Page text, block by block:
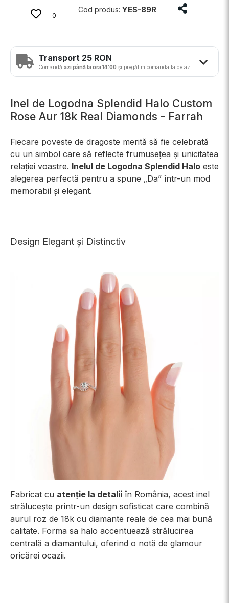
0
Cod produs: YES-89R Distribuie
Transport 25 RON
Comandă azi până la ora 14:00 și pregătim comanda ta de azi
Inel de Logodna Splendid Halo Custom
Rose Aur 18k Real Diamonds - Farrah
Fiecare poveste de dragoste merită să fie celebrată
cu un simbol care să reflecte frumusețea și unicitatea
relației voastre. Inelul de Logodna Splendid Halo este
alegerea perfectă pentru a spune „Da” într-un mod
memorabil și elegant.
Design Elegant și Distinctiv
Fabricat cu atenție la detalii în România, acest inel
strălucește printr-un design sofisticat care combină
aurul roz de 18k cu diamante reale de cea mai bună
calitate. Forma sa halo accentuează strălucirea
centrală a diamantului, oferind o notă de glamour
oricărei ocazii.